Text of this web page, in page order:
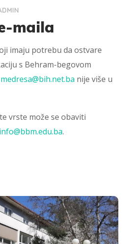
maila
imaju potrebu da ostvare
s Behram-begovom
medresa@bih.net.ba nije više u
vrste može se obaviti
info@bbm.edu.ba.